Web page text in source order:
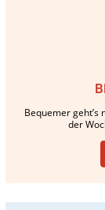
Bequemer
der